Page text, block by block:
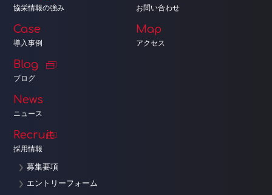
協栄情報の強み
Case
導入事例
Blog
ブログ
News
ニュース
お問い合わせ
Map
アクセス
Recruit
採用情報
募集要項
エントリーフォーム